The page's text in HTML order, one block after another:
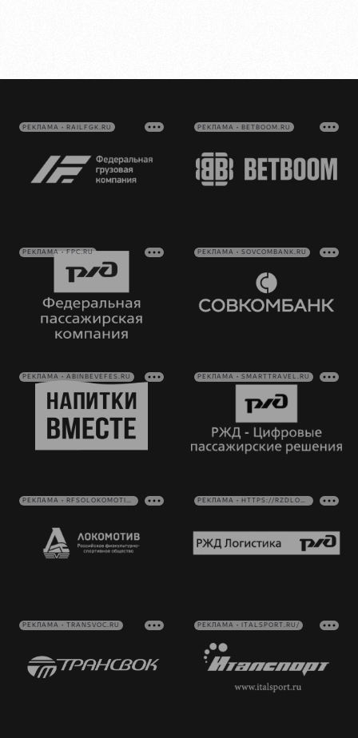
РЕКЛАМА • RAILFGK.RU РЕКЛАМА • BETBOOM.RU
РЕКЛАМА • FPC.RU РЕКЛАМА • SOVCOMBANK.RU
РЕКЛАМА • ABINBEVEFES.RU РЕКЛАМА • SMARTTRAVEL.RU
РЕКЛАМА • RFSOLOKOMOTIV.RU РЕКЛАМА • HTTPS://RZDLOG.RU/
РЕКЛАМА • TRANSVOC.RU РЕКЛАМА • ITALSPORT.RU/